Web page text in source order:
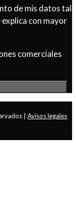
de mis datos tal
con mayor
comerciales
| Avisos legales